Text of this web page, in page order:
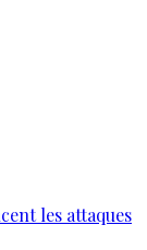
les attaques